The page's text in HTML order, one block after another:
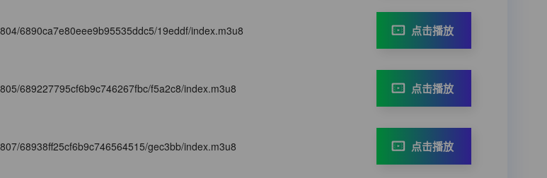
6890ca7e80eee9b95535ddc5/19eddf/index.m3u8 点击播放
689227795cf6b9c746267fbc/f5a2c8/index.m3u8 点击播放
68938ff25cf6b9c746564515/gec3bb/index.m3u8 点击播放